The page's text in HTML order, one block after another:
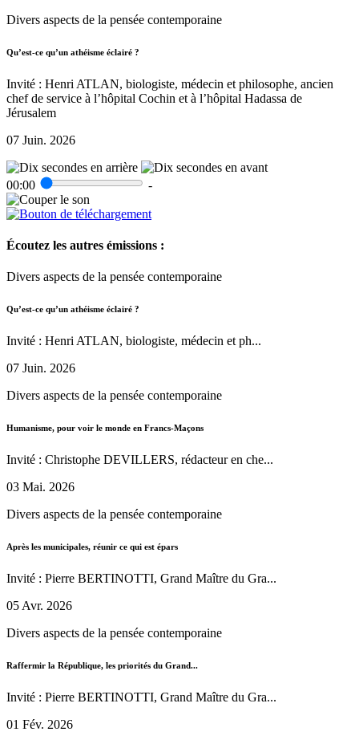
Divers aspects de la pensée contemporaine
Qu’est-ce qu’un athéisme éclairé ?
Invité : Henri ATLAN, biologiste, médecin et philosophe, ancien
chef de service à l’hôpital Cochin et à l’hôpital Hadassa de
Jérusalem
07 Juin. 2026
00:00 -
Écoutez les autres émissions :
Divers aspects de la pensée contemporaine
Qu’est-ce qu’un athéisme éclairé ?
Invité : Henri ATLAN, biologiste, médecin et ph...
07 Juin. 2026
Divers aspects de la pensée contemporaine
Humanisme, pour voir le monde en Francs-Maçons
Invité : Christophe DEVILLERS, rédacteur en che...
03 Mai. 2026
Divers aspects de la pensée contemporaine
Après les municipales, réunir ce qui est épars
Invité : Pierre BERTINOTTI, Grand Maître du Gra...
05 Avr. 2026
Divers aspects de la pensée contemporaine
Raffermir la République, les priorités du Grand...
Invité : Pierre BERTINOTTI, Grand Maître du Gra...
01 Fév. 2026